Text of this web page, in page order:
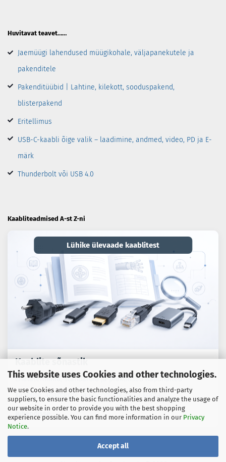
This website uses Cookies and other technologies.
We use Cookies and other technologies, also from third-party
suppliers, to ensure the basic functionalities and analyze the usage of
our website in order to provide you with the best shopping
experience possible. You can find more information in our Privacy
Notice.
Accept all
Huvitavat teavet……
Jaemüügi lahendused müügikohale, väljapanekutele ja
pakenditele
Pakenditüübid | Lahtine, kilekott, sooduspakend,
blisterpakend
Eritellimus
USB-C-kaabli õige valik – laadimine, andmed, video, PD ja E-
märk
Thunderbolt või USB 4.0
Kaabliteadmised A-st Z-ni
Lühike ülevaade kaablitest
Kaablite sõnastik
Erialaterminid, standardid ja praktilised näpunäited
kaablite, adapterite ja ühendustehnika kohta.
Juhendisse